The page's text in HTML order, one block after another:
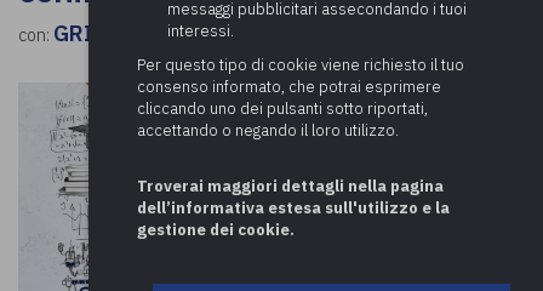
con: GRISELDA TURCK
messaggi pubblicitari assecondando i tuoi
interessi.
Per questo tipo di cookie viene richiesto il tuo
consenso informato, che potrai esprimere
cliccando uno dei pulsanti sotto riportati,
accettando o negando il loro utilizzo.
Troverai maggiori dettagli nella pagina
dell’informativa estesa sull'utilizzo e la
gestione dei cookie.